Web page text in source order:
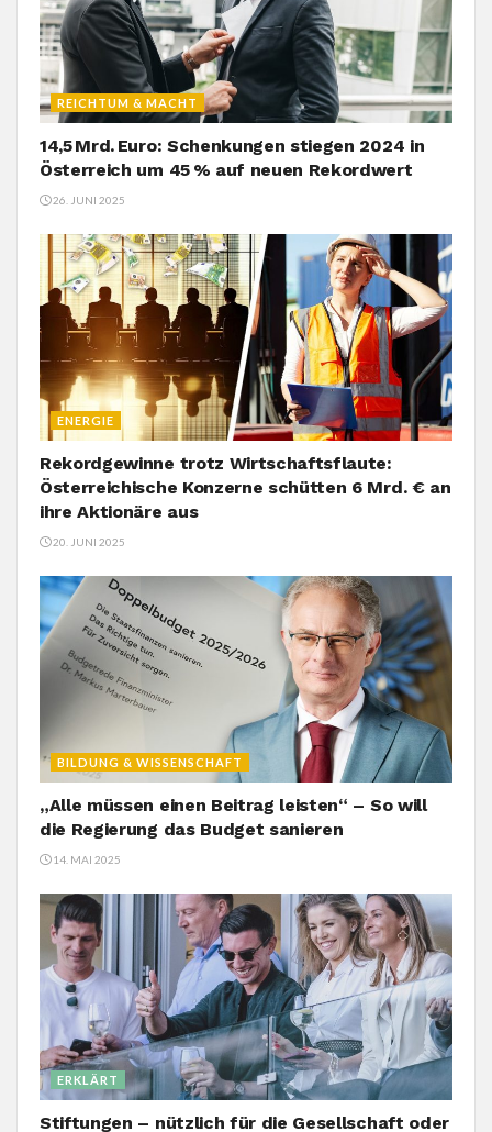
REICHTUM & MACHT
14,5 Mrd. Euro: Schenkungen stiegen 2024 in
Österreich um 45 % auf neuen Rekordwert
26. JUNI 2025
ENERGIE
Rekordgewinne trotz Wirtschaftsflaute:
Österreichische Konzerne schütten 6 Mrd. € an
ihre Aktionäre aus
20. JUNI 2025
BILDUNG & WISSENSCHAFT
„Alle müssen einen Beitrag leisten“ – So will
die Regierung das Budget sanieren
14. MAI 2025
ERKLÄRT
Stiftungen – nützlich für die Gesellschaft oder